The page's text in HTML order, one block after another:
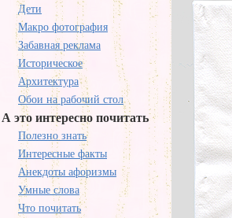
Дети
Макро фотография
Забавная реклама
Историческое
Архитектура
Обои на рабочий стол
А это интересно почитать
Полезно знать
Интересные факты
Анекдоты афоризмы
Умные слова
Что почитать